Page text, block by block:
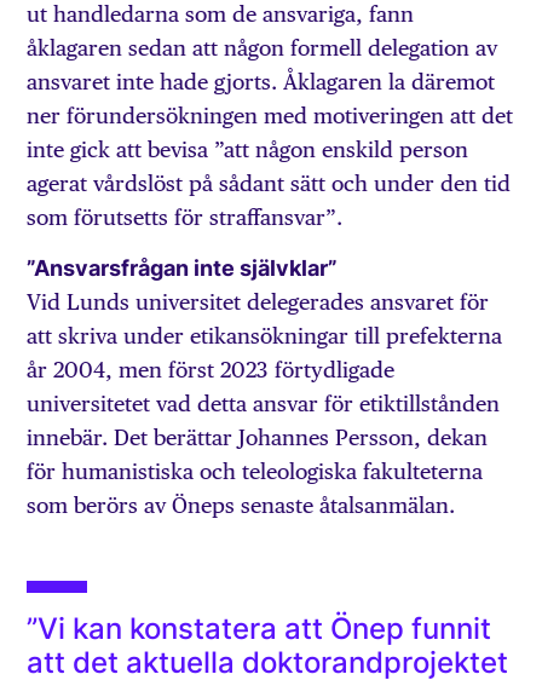
ut handledarna som de ansvariga, fann
åklagaren sedan att någon formell delegation av
ansvaret inte hade gjorts. Åklagaren la däremot
ner förundersökningen med motiveringen att det
inte gick att bevisa ”att någon enskild person
agerat vårdslöst på sådant sätt och under den tid
som förutsetts för straffansvar”.
”Ansvarsfrågan inte självklar”
Vid Lunds universitet delegerades ansvaret för
att skriva under etikansökningar till prefekterna
år 2004, men först 2023 förtydligade
universitetet vad detta ansvar för etiktillstånden
innebär. Det berättar Johannes Persson, dekan
för humanistiska och teleologiska fakulteterna
som berörs av Öneps senaste åtalsanmälan.
”Vi kan konstatera att Önep funnit
att det aktuella doktorandprojektet